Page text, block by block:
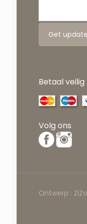
Betaal
Volg ons
Ontwerp :